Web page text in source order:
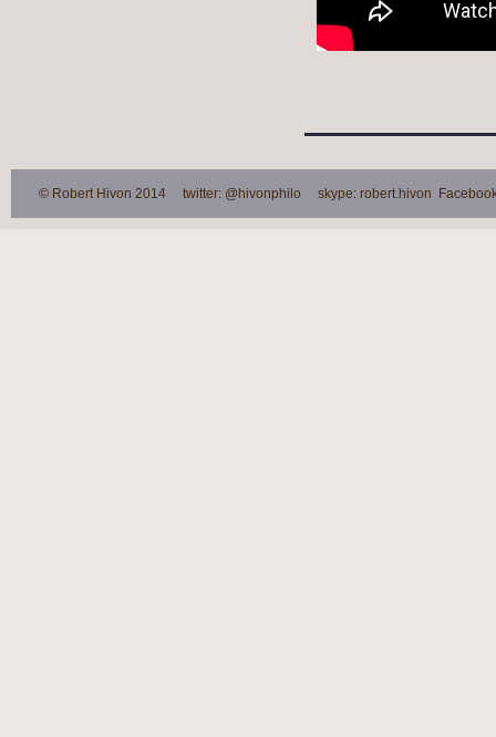
© Robert Hivon 2014 twitter: @hivonphilo skype: robert.hivon